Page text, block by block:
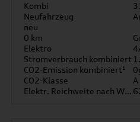
Kombi
Neufahrzeug
neu
0 km
Elektro
Stromverbrauch kombiniert
CO2-Emission kombiniert¹
CO2-Klasse
A
Elektr. Reichweite nach WLTP*